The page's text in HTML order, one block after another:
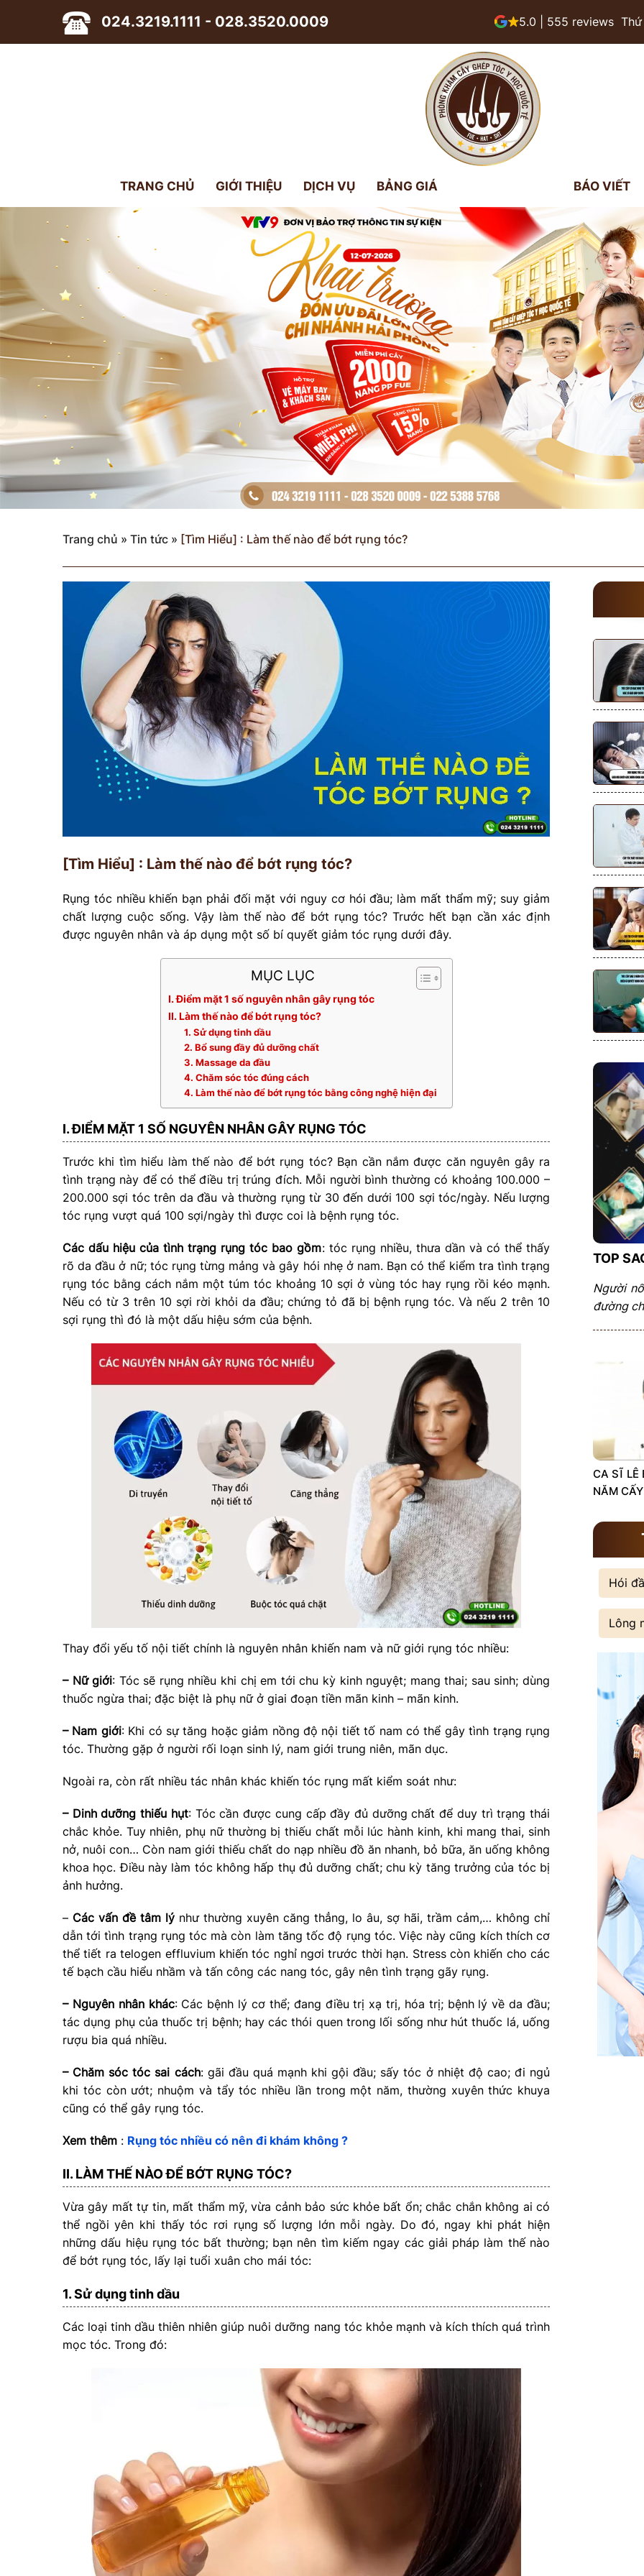
024.3219.1111 - 028.3520.0009 5.0 | 555 reviews
TRANG CHỦ GIỚI THIỆU DỊCH VỤ BẢNG GIÁ BÁO VIẾT
Trang chủ » Tin tức » [Tìm Hiểu] : Làm thế nào để bớt rụng tóc?
[Tìm Hiểu] : Làm thế nào để bớt rụng tóc?
Rụng tóc nhiều khiến bạn phải đối mặt với nguy cơ hói đầu; làm mất thẩm mỹ; suy giảm
chất lượng cuộc sống. Vậy làm thế nào để bớt rụng tóc? Trước hết bạn cần xác định
được nguyên nhân và áp dụng một số bí quyết giảm tóc rụng dưới đây.
MỤC LỤC
I. Điểm mặt 1 số nguyên nhân gây rụng tóc
II. Làm thế nào để bớt rụng tóc?
1. Sử dụng tinh dầu
2. Bổ sung đầy đủ dưỡng chất
3. Massage da đầu
4. Chăm sóc tóc đúng cách
4. Làm thế nào để bớt rụng tóc bằng công nghệ hiện đại
I. ĐIỂM MẶT 1 SỐ NGUYÊN NHÂN GÂY RỤNG TÓC
Trước khi tìm hiểu làm thế nào để bớt rụng tóc? Bạn cần nắm được căn nguyên gây ra
tình trạng này để có thể điều trị trúng đích. Mỗi người bình thường có khoảng 100.000 –
200.000 sợi tóc trên da đầu và thường rụng từ 30 đến dưới 100 sợi tóc/ngày. Nếu lượng
tóc rụng vượt quá 100 sợi/ngày thì được coi là bệnh rụng tóc.
Các dấu hiệu của tình trạng rụng tóc bao gồm: tóc rụng nhiều, thưa dần và có thể thấy
rõ da đầu ở nữ; tóc rụng từng mảng và gây hói nhẹ ở nam. Bạn có thể kiểm tra tình trạng
rụng tóc bằng cách nắm một túm tóc khoảng 10 sợi ở vùng tóc hay rụng rồi kéo mạnh.
Nếu có từ 3 trên 10 sợi rời khỏi da đầu; chứng tỏ đã bị bệnh rụng tóc. Và nếu 2 trên 10
sợi rụng thì đó là một dấu hiệu sớm của bệnh.
Thay đổi yếu tố nội tiết chính là nguyên nhân khiến nam và nữ giới rụng tóc nhiều:
– Nữ giới: Tóc sẽ rụng nhiều khi chị em tới chu kỳ kinh nguyệt; mang thai; sau sinh; dùng
thuốc ngừa thai; đặc biệt là phụ nữ ở giai đoạn tiền mãn kinh – mãn kinh.
– Nam giới: Khi có sự tăng hoặc giảm nồng độ nội tiết tố nam có thể gây tình trạng rụng
tóc. Thường gặp ở người rối loạn sinh lý, nam giới trung niên, mãn dục.
Ngoài ra, còn rất nhiều tác nhân khác khiến tóc rụng mất kiểm soát như:
– Dinh dưỡng thiếu hụt: Tóc cần được cung cấp đầy đủ dưỡng chất để duy trì trạng thái
chắc khỏe. Tuy nhiên, phụ nữ thường bị thiếu chất mỗi lúc hành kinh, khi mang thai, sinh
nở, nuôi con… Còn nam giới thiếu chất do nạp nhiều đồ ăn nhanh, bỏ bữa, ăn uống không
khoa học. Điều này làm tóc không hấp thụ đủ dưỡng chất; chu kỳ tăng trưởng của tóc bị
ảnh hưởng.
– Các vấn đề tâm lý như thường xuyên căng thẳng, lo âu, sợ hãi, trầm cảm,… không chỉ
dẫn tới tình trạng rụng tóc mà còn làm tăng tốc độ rụng tóc. Việc này cũng kích thích cơ
thể tiết ra telogen effluvium khiến tóc nghỉ ngơi trước thời hạn. Stress còn khiến cho các
tế bạch cầu hiểu nhầm và tấn công các nang tóc, gây nên tình trạng gãy rụng.
– Nguyên nhân khác: Các bệnh lý cơ thể; đang điều trị xạ trị, hóa trị; bệnh lý về da đầu;
tác dụng phụ của thuốc trị bệnh; hay các thói quen trong lối sống như hút thuốc lá, uống
rượu bia quá nhiều.
– Chăm sóc tóc sai cách: gãi đầu quá mạnh khi gội đầu; sấy tóc ở nhiệt độ cao; đi ngủ
khi tóc còn ướt; nhuộm và tẩy tóc nhiều lần trong một năm, thường xuyên thức khuya
cũng có thể gây rụng tóc.
Xem thêm : Rụng tóc nhiều có nên đi khám không ?
II. LÀM THẾ NÀO ĐỂ BỚT RỤNG TÓC?
Vừa gây mất tự tin, mất thẩm mỹ, vừa cảnh bảo sức khỏe bất ổn; chắc chắn không ai có
thể ngồi yên khi thấy tóc rơi rụng số lượng lớn mỗi ngày. Do đó, ngay khi phát hiện
những dấu hiệu rụng tóc bất thường; bạn nên tìm kiếm ngay các giải pháp làm thế nào
để bớt rụng tóc, lấy lại tuổi xuân cho mái tóc:
1. Sử dụng tinh dầu
Các loại tinh dầu thiên nhiên giúp nuôi dưỡng nang tóc khỏe mạnh và kích thích quá trình
mọc tóc. Trong đó:
TOP
Người
đường
CA SĨ LÊ
NĂM
Hói
Lông